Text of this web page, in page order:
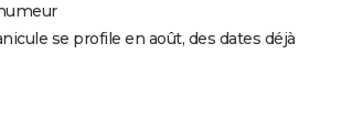
se profile en août, des dates déjà